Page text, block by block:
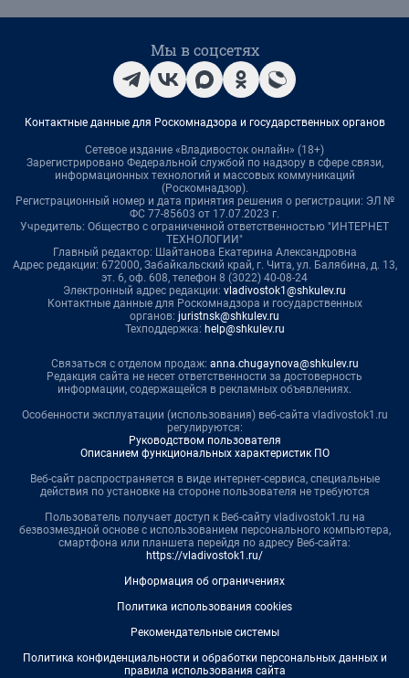
Мы в соцсетях
Контактные данные для Роскомнадзора и государственных органов
Сетевое издание «Владивосток онлайн» (18+)
Зарегистрировано Федеральной службой по надзору в сфере связи,
информационных технологий и массовых коммуникаций
(Роскомнадзор).
Регистрационный номер и дата принятия решения о регистрации: ЭЛ №
ФС 77-85603 от 17.07.2023 г.
Учредитель: Общество с ограниченной ответственностью "ИНТЕРНЕТ
ТЕХНОЛОГИИ"
Главный редактор: Шайтанова Екатерина Александровна
Адрес редакции: 672000, Забайкальский край, г. Чита, ул. Балябина, д. 13,
эт. 6, оф. 608, телефон 8 (3022) 40-08-24
Электронный адрес редакции: vladivostok1@shkulev.ru
Контактные данные для Роскомнадзора и государственных
органов: juristnsk@shkulev.ru
Техподдержка: help@shkulev.ru
Связаться с отделом продаж: anna.chugaynova@shkulev.ru
Редакция сайта не несет ответственности за достоверность
информации, содержащейся в рекламных объявлениях.
Особенности эксплуатации (использования) веб-сайта vladivostok1.ru
регулируются:
Руководством пользователя
Описанием функциональных характеристик ПО
Веб-сайт распространяется в виде интернет-сервиса, специальные
действия по установке на стороне пользователя не требуются
Пользователь получает доступ к Веб-сайту vladivostok1.ru на
безвозмездной основе с использованием персонального компьютера,
смартфона или планшета перейдя по адресу Веб-сайта:
https://vladivostok1.ru/
Информация об ограничениях
Политика использования cookies
Рекомендательные системы
Политика конфиденциальности и обработки персональных данных и
правила использования сайта